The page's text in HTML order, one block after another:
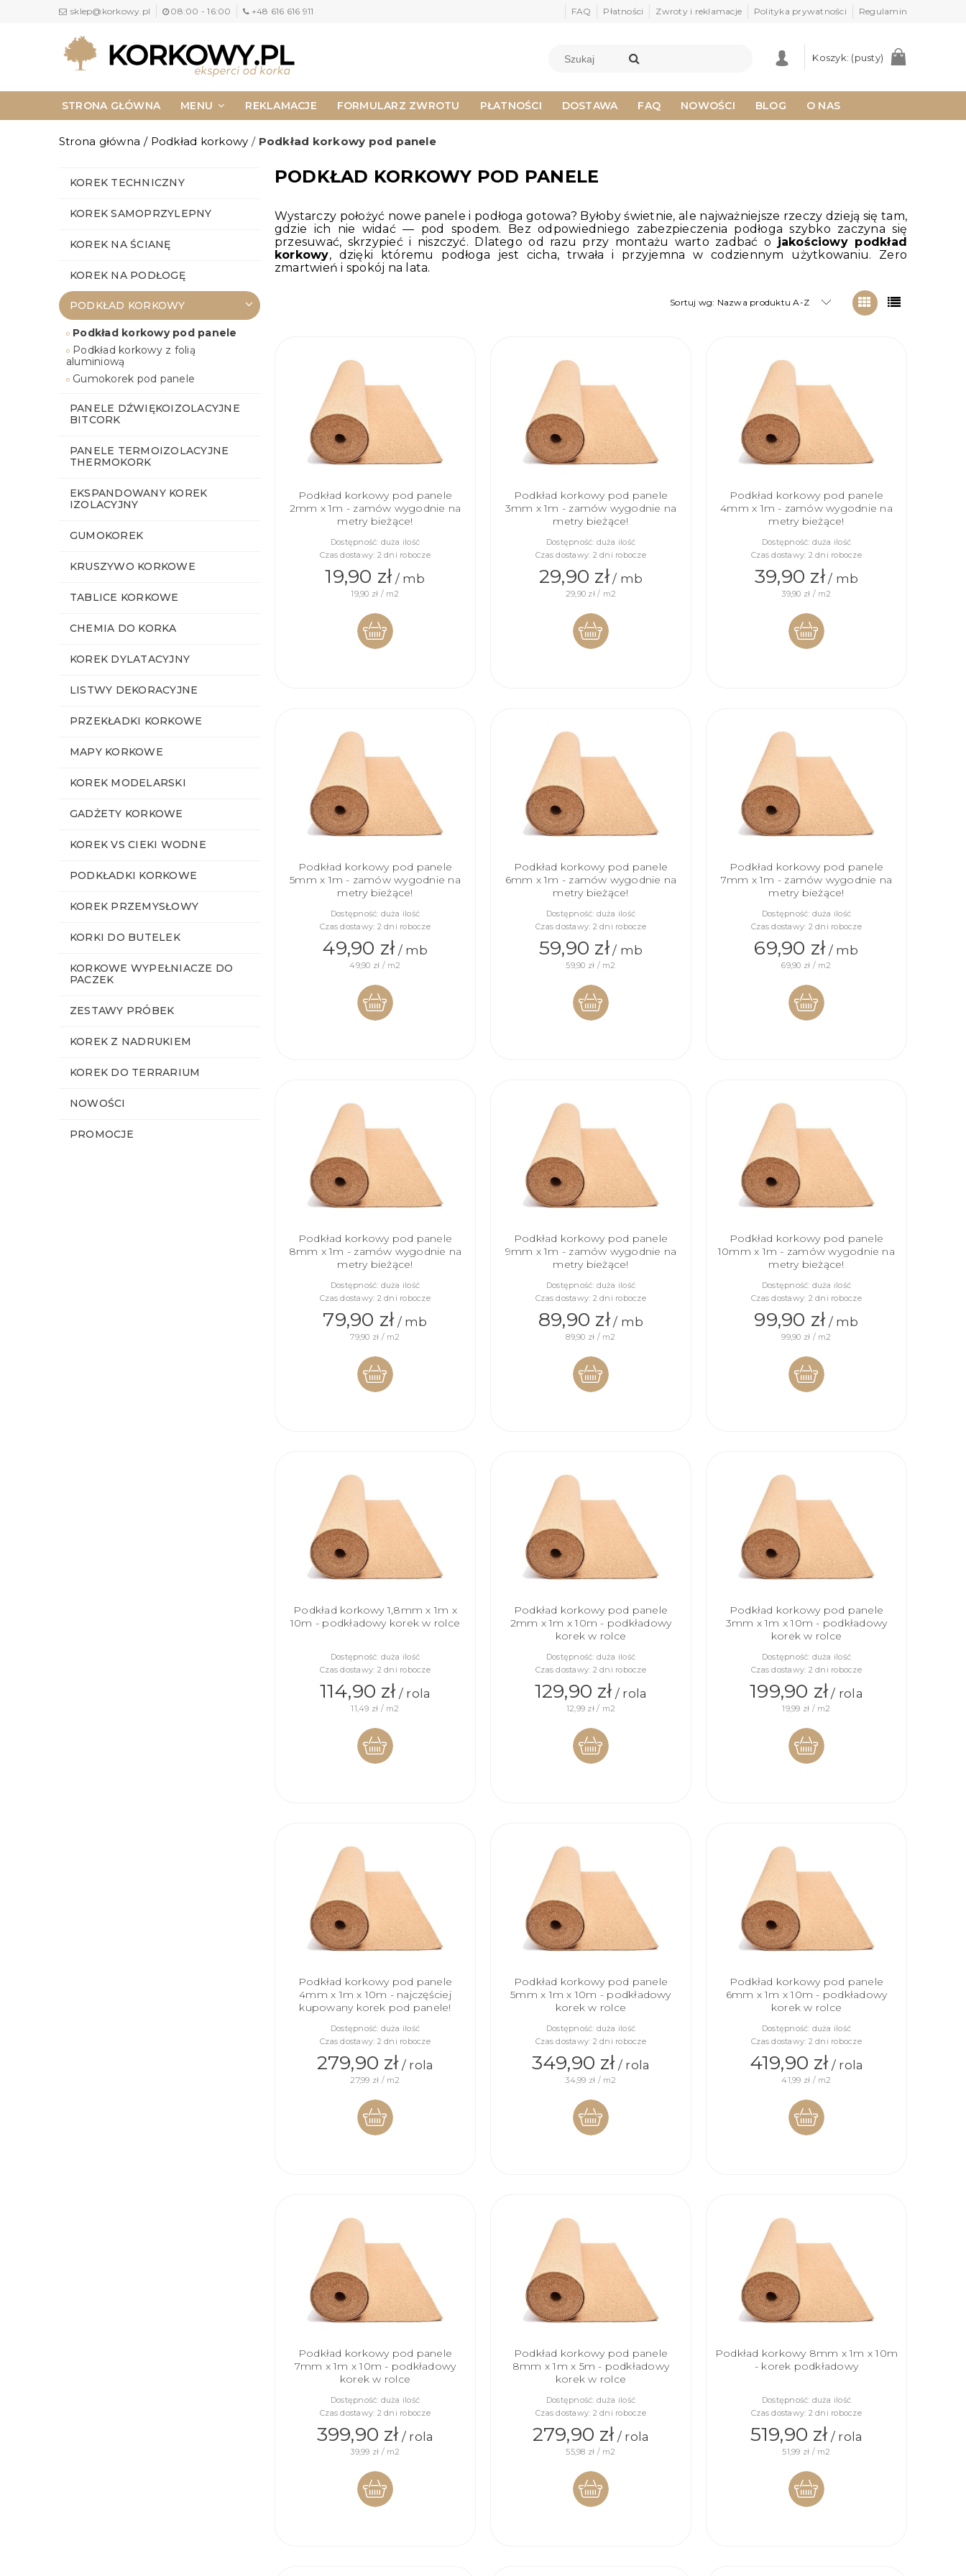
sklep@korkowy.pl 08:00 - 16:00 +48 616 616 911 FAQ Płatności Zwroty i reklamacje Polityka prywatności Regulamin
Koszyk: (pusty)
STRONA GŁÓWNA MENU REKLAMACJE FORMULARZ ZWROTU PŁATNOŚCI DOSTAWA FAQ NOWOŚCI BLOG O NAS
NAPISZ DO NAS KONTAKT
Strona główna / Podkład korkowy / Podkład korkowy pod panele
KOREK TECHNICZNY
KOREK SAMOPRZYLEPNY
KOREK NA ŚCIANĘ
KOREK NA PODŁOGĘ
PODKŁAD KORKOWY
Podkład korkowy pod panele
Podkład korkowy z folią
aluminiową
Gumokorek pod panele
PANELE DŹWIĘKOIZOLACYJNE
BITCORK
PANELE TERMOIZOLACYJNE
THERMOKORK
EKSPANDOWANY KOREK
IZOLACYJNY
GUMOKOREK
KRUSZYWO KORKOWE
TABLICE KORKOWE
CHEMIA DO KORKA
KOREK DYLATACYJNY
LISTWY DEKORACYJNE
PRZEKŁADKI KORKOWE
MAPY KORKOWE
KOREK MODELARSKI
GADŻETY KORKOWE
KOREK VS CIEKI WODNE
PODKŁADKI KORKOWE
KOREK PRZEMYSŁOWY
KORKI DO BUTELEK
KORKOWE WYPEŁNIACZE DO
PACZEK
ZESTAWY PRÓBEK
KOREK Z NADRUKIEM
KOREK DO TERRARIUM
NOWOŚCI
PROMOCJE
PODKŁAD KORKOWY POD PANELE
Wystarczy położyć nowe panele i podłoga gotowa? Byłoby świetnie, ale najważniejsze rzeczy dzieją się tam,
gdzie ich nie widać — pod spodem. Bez odpowiedniego zabezpieczenia podłoga szybko zaczyna się
przesuwać, skrzypieć i niszczyć. Dlatego od razu przy montażu warto zadbać o jakościowy podkład
korkowy, dzięki któremu podłoga jest cicha, trwała i przyjemna w codziennym użytkowaniu. Zero
zmartwień i spokój na lata.
Sortuj wg: Nazwa produktu A-Z
Podkład korkowy pod panele
2mm x 1m - zamów wygodnie na
metry bieżące!
Dostępność: duża ilość
Czas dostawy: 2 dni robocze
19,90 zł/ mb
19,90 zł / m2
Podkład korkowy pod panele
3mm x 1m - zamów wygodnie na
metry bieżące!
Dostępność: duża ilość
Czas dostawy: 2 dni robocze
29,90 zł/ mb
29,90 zł / m2
Podkład korkowy pod panele
4mm x 1m - zamów wygodnie na
metry bieżące!
Dostępność: duża ilość
Czas dostawy: 2 dni robocze
39,90 zł/ mb
39,90 zł / m2
Podkład korkowy pod panele
5mm x 1m - zamów wygodnie na
metry bieżące!
Dostępność: duża ilość
Czas dostawy: 2 dni robocze
49,90 zł/ mb
49,90 zł / m2
Podkład korkowy pod panele
6mm x 1m - zamów wygodnie na
metry bieżące!
Dostępność: duża ilość
Czas dostawy: 2 dni robocze
59,90 zł/ mb
59,90 zł / m2
Podkład korkowy pod panele
7mm x 1m - zamów wygodnie na
metry bieżące!
Dostępność: duża ilość
Czas dostawy: 2 dni robocze
69,90 zł/ mb
69,90 zł / m2
Podkład korkowy pod panele
8mm x 1m - zamów wygodnie na
metry bieżące!
Dostępność: duża ilość
Czas dostawy: 2 dni robocze
79,90 zł/ mb
79,90 zł / m2
Podkład korkowy pod panele
9mm x 1m - zamów wygodnie na
metry bieżące!
Dostępność: duża ilość
Czas dostawy: 2 dni robocze
89,90 zł/ mb
89,90 zł / m2
Podkład korkowy pod panele
10mm x 1m - zamów wygodnie na
metry bieżące!
Dostępność: duża ilość
Czas dostawy: 2 dni robocze
99,90 zł/ mb
99,90 zł / m2
Podkład korkowy 1,8mm x 1m x
10m - podkładowy korek w rolce
Dostępność: duża ilość
Czas dostawy: 2 dni robocze
114,90 zł/ rola
11,49 zł / m2
Podkład korkowy pod panele
2mm x 1m x 10m - podkładowy
korek w rolce
Dostępność: duża ilość
Czas dostawy: 2 dni robocze
129,90 zł/ rola
12,99 zł / m2
Podkład korkowy pod panele
3mm x 1m x 10m - podkładowy
korek w rolce
Dostępność: duża ilość
Czas dostawy: 2 dni robocze
199,90 zł/ rola
19,99 zł / m2
Podkład korkowy pod panele
4mm x 1m x 10m - najczęściej
kupowany korek pod panele!
Dostępność: duża ilość
Czas dostawy: 2 dni robocze
279,90 zł/ rola
27,99 zł / m2
Podkład korkowy pod panele
5mm x 1m x 10m - podkładowy
korek w rolce
Dostępność: duża ilość
Czas dostawy: 2 dni robocze
349,90 zł/ rola
34,99 zł / m2
Podkład korkowy pod panele
6mm x 1m x 10m - podkładowy
korek w rolce
Dostępność: duża ilość
Czas dostawy: 2 dni robocze
419,90 zł/ rola
41,99 zł / m2
Podkład korkowy pod panele
7mm x 1m x 10m - podkładowy
korek w rolce
Dostępność: duża ilość
Czas dostawy: 2 dni robocze
399,90 zł/ rola
39,99 zł / m2
Podkład korkowy pod panele
8mm x 1m x 5m - podkładowy
korek w rolce
Dostępność: duża ilość
Czas dostawy: 2 dni robocze
279,90 zł/ rola
55,98 zł / m2
Podkład korkowy 8mm x 1m x 10m
- korek podkładowy
Dostępność: duża ilość
Czas dostawy: 2 dni robocze
519,90 zł/ rola
51,99 zł / m2